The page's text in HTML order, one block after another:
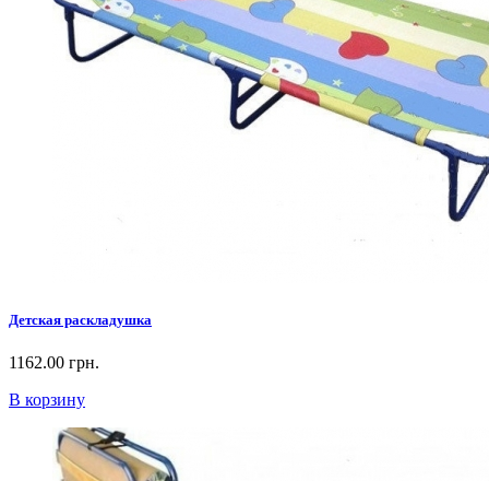
Детская раскладушка
1162.00 грн.
В корзину